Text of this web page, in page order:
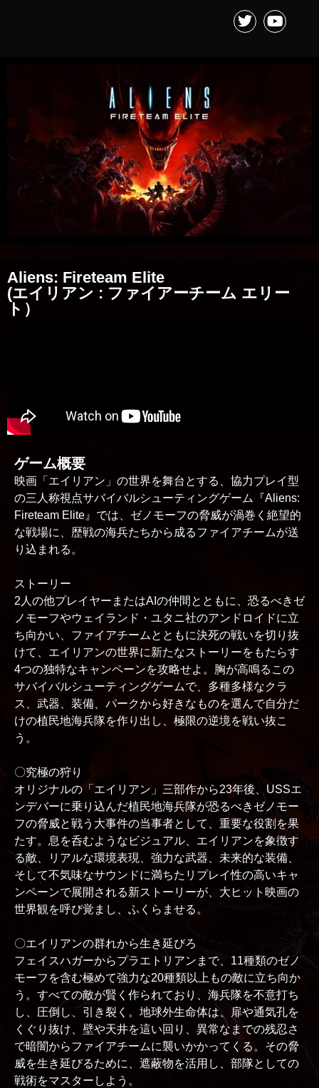
Aliens: Fireteam Elite
(エイリアン : ファイアーチーム エリー
ト）
ゲーム概要
映画「エイリアン」の世界を舞台とする、協力プレイ型
の三人称視点サバイバルシューティングゲーム『Aliens:
Fireteam Elite』では、ゼノモーフの脅威が渦巻く絶望的
な戦場に、歴戦の海兵たちから成るファイアチームが送
り込まれる。
ストーリー
2人の他プレイヤーまたはAIの仲間とともに、恐るべきゼ
ノモーフやウェイランド・ユタニ社のアンドロイドに立
ち向かい、ファイアチームとともに決死の戦いを切り抜
けて、エイリアンの世界に新たなストーリーをもたらす
4つの独特なキャンペーンを攻略せよ。胸が高鳴るこの
サバイバルシューティングゲームで、多種多様なクラ
ス、武器、装備、パークから好きなものを選んで自分だ
けの植民地海兵隊を作り出し、極限の逆境を戦い抜こ
う。
〇究極の狩り
オリジナルの「エイリアン」三部作から23年後、USSエ
ンデバーに乗り込んだ植民地海兵隊が恐るべきゼノモー
フの脅威と戦う大事件の当事者として、重要な役割を果
たす。息を呑むようなビジュアル、エイリアンを象徴す
る敵、リアルな環境表現、強力な武器、未来的な装備、
そして不気味なサウンドに満ちたリプレイ性の高いキャ
ンペーンで展開される新ストーリーが、大ヒット映画の
世界観を呼び覚まし、ふくらませる。
〇エイリアンの群れから生き延びろ
フェイスハガーからプラエトリアンまで、11種類のゼノ
モーフを含む極めて強力な20種類以上もの敵に立ち向か
う。すべての敵が賢く作られており、海兵隊を不意打ち
し、圧倒し、引き裂く。地球外生命体は、扉や通気孔を
くぐり抜け、壁や天井を這い回り、異常なまでの残忍さ
で暗闇からファイアチームに襲いかかってくる。その脅
威を生き延びるために、遮蔽物を活用し、部隊としての
戦術をマスターしよう。